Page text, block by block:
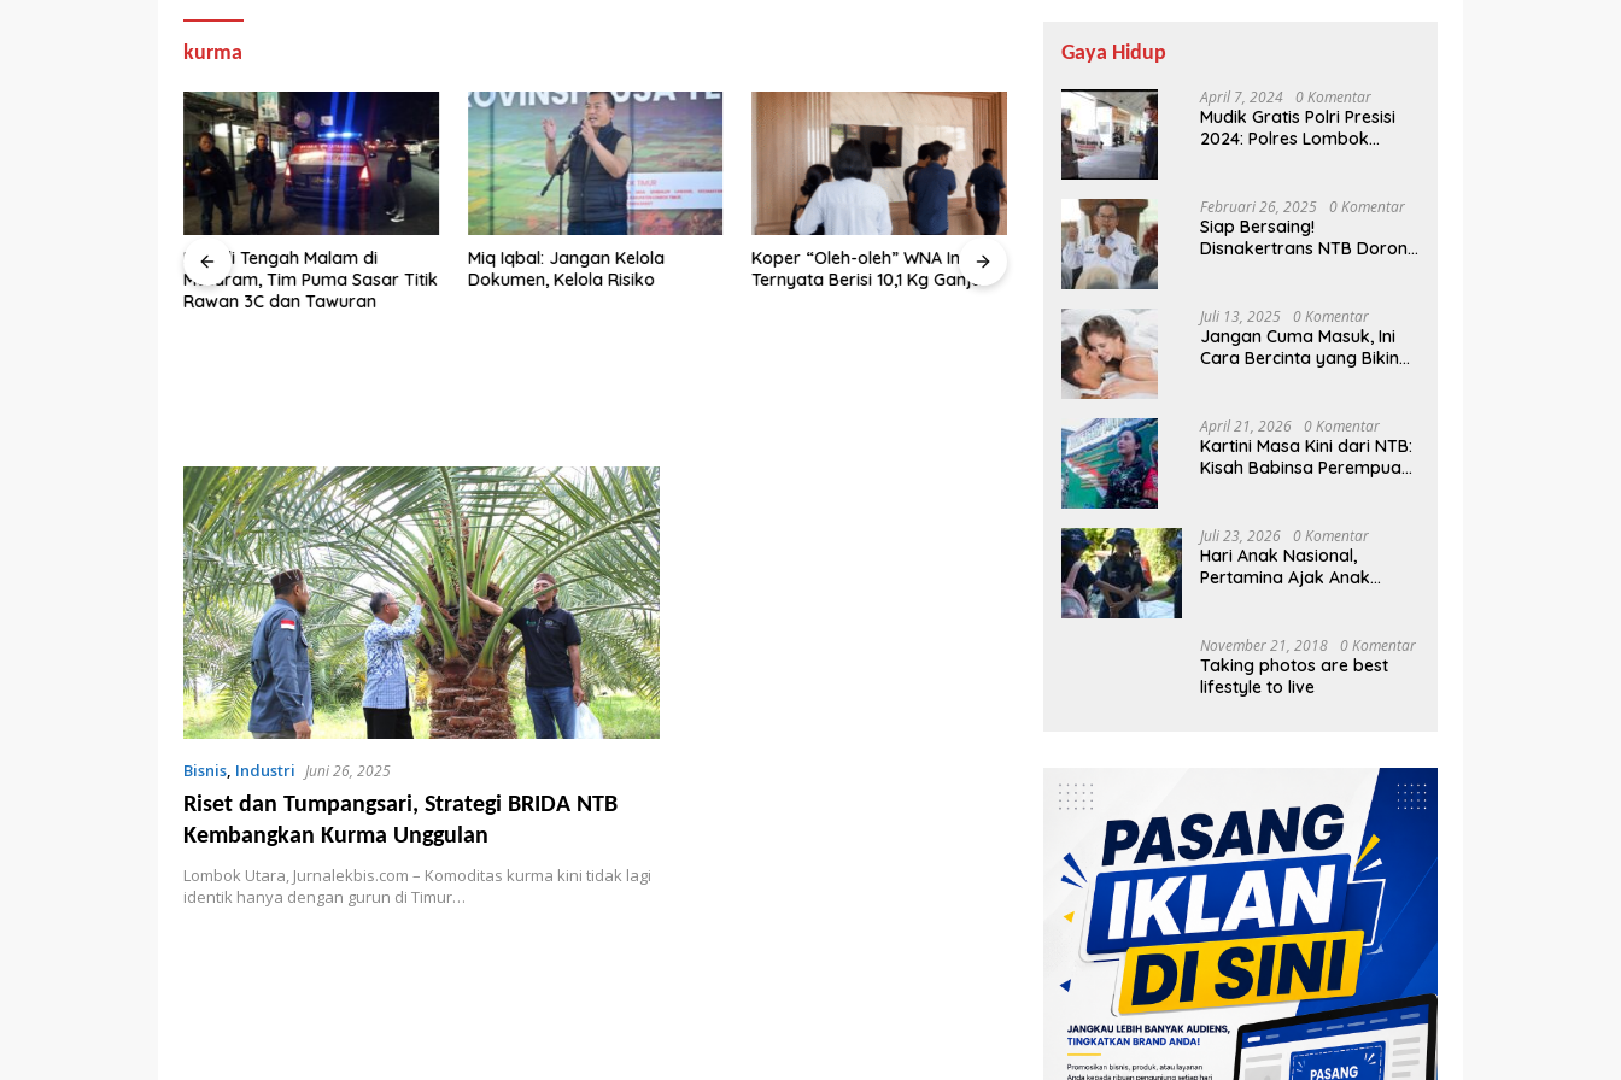
kurma
Patroli Tengah Malam di
Mataram, Tim Puma Sasar Titik
Rawan 3C dan Tawuran
Miq Iqbal: Jangan Kelola
Dokumen, Kelola Risiko
Koper “Oleh-oleh” WNA India
Ternyata Berisi 10,1 Kg Ganja
750 Peserta Ramaikan Fun
Walk RINJANI BI NTB
Tak Lagi Terbengkalai, Lahan
Bisnis, Industri Juni 26, 2025
Riset dan Tumpangsari, Strategi BRIDA NTB
Kembangkan Kurma Unggulan
Lombok Utara, Jurnalekbis.com – Komoditas kurma kini tidak lagi
identik hanya dengan gurun di Timur…
Gaya Hidup
April 7, 2024 0 Komentar
Mudik Gratis Polri Presisi
2024: Polres Lombok
Februari 26, 2025 0 Komentar
Siap Bersaing!
Disnakertrans NTB Dorong
Juli 13, 2025 0 Komentar
Jangan Cuma Masuk, Ini
Cara Bercinta yang Bikin
April 21, 2026 0 Komentar
Kartini Masa Kini dari NTB:
Kisah Babinsa Perempuan
Juli 23, 2026 0 Komentar
Hari Anak Nasional,
Pertamina Ajak Anak
Mangrove
November 21, 2018 0 Komentar
Taking photos are best
lifestyle to live